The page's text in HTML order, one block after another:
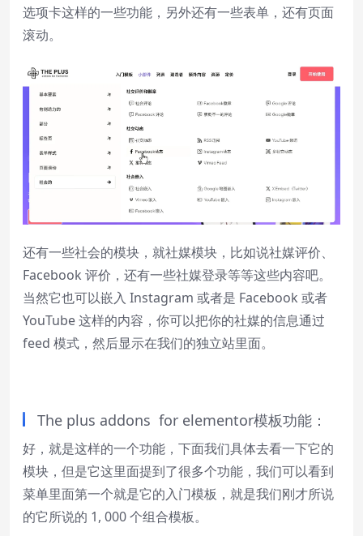
选项卡这样的一些功能，另外还有一些表单，还有页面
滚动。
还有一些社会的模块，就社媒模块，比如说社媒评价、
Facebook 评价，还有一些社媒登录等等这些内容吧。
当然它也可以嵌入 Instagram 或者是 Facebook 或者
YouTube 这样的内容，你可以把你的社媒的信息通过
feed 模式，然后显示在我们的独立站里面。
The plus addons for elementor模板功能：
好，就是这样的一个功能，下面我们具体去看一下它的
模块，但是它这里面提到了很多个功能，我们可以看到
菜单里面第一个就是它的入门模板，就是我们刚才所说
的它所说的 1, 000 个组合模板。